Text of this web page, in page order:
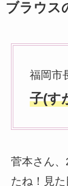
ブラウス
福岡市
子(す
菅本さん
たね！見